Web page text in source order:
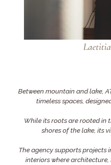
Between mountain and lake,
timeless spaces,
While its roots are rooted in
shores of the lake, its
The agency supports projects
interiors where